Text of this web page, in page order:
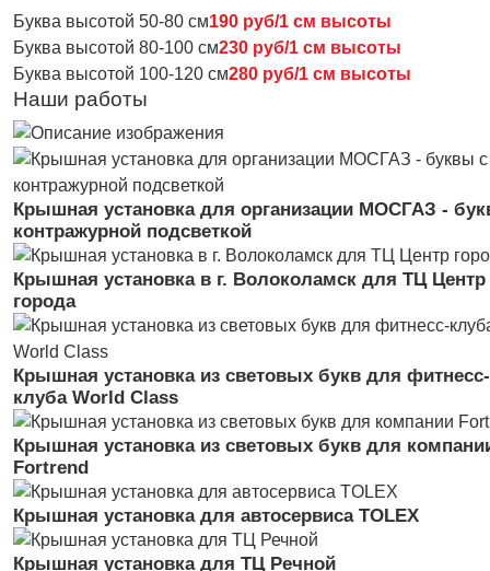
Буква высотой 50-80 см190 руб/1 см высоты
Буква высотой 80-100 см230 руб/1 см высоты
Буква высотой 100-120 см280 руб/1 см высоты
Наши работы
Крышная установка для организации МОСГАЗ -
контражурной подсветкой
Крышная установка в г. Волоколамск для ТЦ Центр
города
Крышная установка из световых букв для фитнесс-
клуба World Class
Крышная установка из световых букв для
Fortrend
Крышная установка для автосервиса TOLEX
Крышная установка для ТЦ Речной